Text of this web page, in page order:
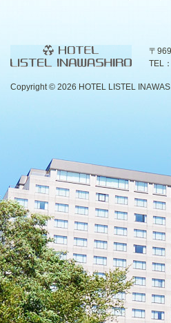
〒
TEL
Copyright © 2026 HOTEL LISTEL